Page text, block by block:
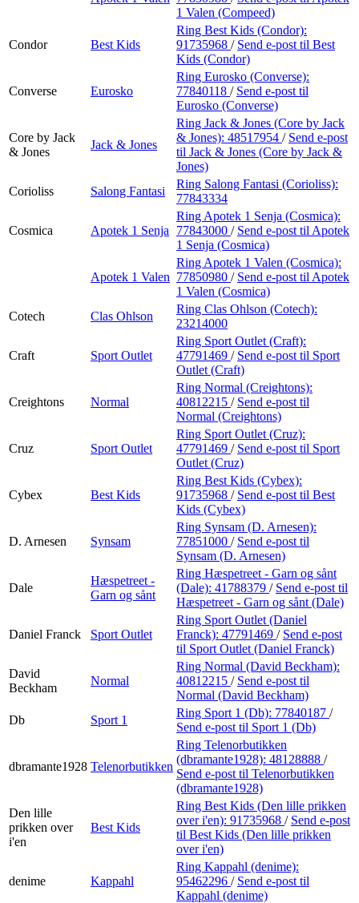
1 Valen (Compeed)
Condor Best Kids
Ring Best Kids (Condor):
91735968 / Send e-post til Best
Kids (Condor)
Converse Eurosko
Ring Eurosko (Converse):
77840118 / Send e-post til
Eurosko (Converse)
Core by Jack
& Jones
Jack & Jones
Ring Jack & Jones (Core by Jack
& Jones): 48517954 / Send e-post
til Jack & Jones (Core by Jack &
Jones)
Corioliss
Salong Fantasi
Ring Salong Fantasi (Corioliss):
77843334
Cosmica Apotek 1 Senja
Ring Apotek 1 Senja (Cosmica):
77843000 / Send e-post til Apotek
1 Senja (Cosmica)
Apotek 1 Valen
Ring Apotek 1 Valen (Cosmica):
77850980 / Send e-post til Apotek
1 Valen (Cosmica)
Cotech
Clas Ohlson
Ring Clas Ohlson (Cotech):
23214000
Craft Sport Outlet
Ring Sport Outlet (Craft):
47791469 / Send e-post til Sport
Outlet (Craft)
Creightons Normal
Ring Normal (Creightons):
40812215 / Send e-post til
Normal (Creightons)
Cruz Sport Outlet
Ring Sport Outlet (Cruz):
47791469 / Send e-post til Sport
Outlet (Cruz)
Cybex Best Kids
Ring Best Kids (Cybex):
91735968 / Send e-post til Best
Kids (Cybex)
D. Arnesen Synsam
Ring Synsam (D. Arnesen):
77851000 / Send e-post til
Synsam (D. Arnesen)
Dale
Hæspetreet -
Garn og sånt
Ring Hæspetreet - Garn og sånt
(Dale): 41788379 / Send e-post til
Hæspetreet - Garn og sånt (Dale)
Daniel Franck Sport Outlet
Ring Sport Outlet (Daniel
Franck): 47791469 / Send e-post
til Sport Outlet (Daniel Franck)
David
Beckham
Normal
Ring Normal (David Beckham):
40812215 / Send e-post til
Normal (David Beckham)
Db
Sport 1
Ring Sport 1 (Db): 77840187 /
Send e-post til Sport 1 (Db)
dbramante1928 Telenorbutikken
Ring Telenorbutikken
(dbramante1928): 48128888 /
Send e-post til Telenorbutikken
(dbramante1928)
Den lille
prikken over
i'en
Best Kids
Ring Best Kids (Den lille prikken
over i'en): 91735968 / Send e-post
til Best Kids (Den lille prikken
over i'en)
denime Kappahl
Ring Kappahl (denime):
95462296 / Send e-post til
Kappahl (denime)